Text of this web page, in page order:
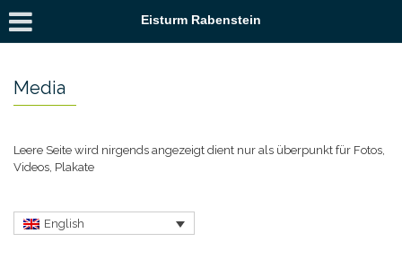
Eisturm Rabenstein
Media
Leere Seite wird nirgends angezeigt dient nur als überpunkt für Fotos,
Videos, Plakate
English